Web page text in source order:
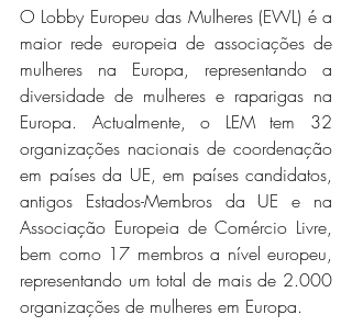
O Lobby Europeu das Mulheres (EWL) é a
maior rede europeia de associações de
mulheres na Europa, representando a
diversidade de mulheres e raparigas na
Europa. Actualmente, o LEM tem 32
organizações nacionais de coordenação
em países da UE, em países candidatos,
antigos Estados-Membros da UE e na
Associação Europeia de Comércio Livre,
bem como 17 membros a nível europeu,
representando um total de mais de 2.000
organizações de mulheres em Europa.